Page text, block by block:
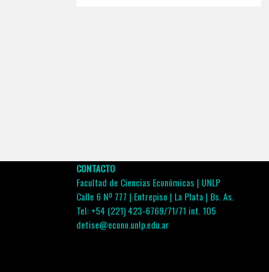
CONTACTO
Facultad de Ciencias Económicas | UNLP
Calle 6 Nº 777 | Entrepiso | La Plata | Bs. As.
Tel: +54 (221) 423-6769/71/71 int. 105
detise@econo.unlp.edu.ar